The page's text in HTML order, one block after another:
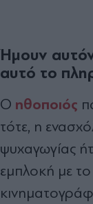
Ήμουν
αυτό το
Ο ηθοποιός
τότε, η
ψυχαγωγίας
εμπλοκή με